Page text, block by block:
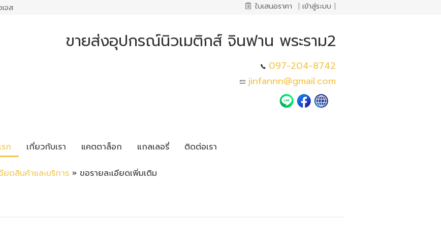
จส ใบเสนอราคา | เข้าสู่ระบบ |
ขายส่งอุปกรณ์นิวเมติกส์ จินฟาน พระราม2
097-204-8742
jinfannn@gmail.com
ก เกี่ยวกับเรา แคตตาล็อก แกลเลอรี่ ติดต่อเรา
ยดสินค้าและบริการ » ขอรายละเอียดเพิ่มเติม